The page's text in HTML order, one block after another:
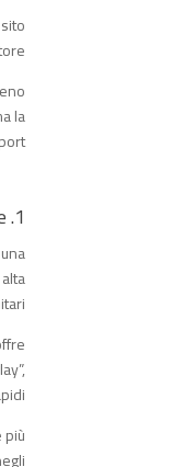
la
1. L’e‑sport come nuovo “sport nazionale” – 320 parole